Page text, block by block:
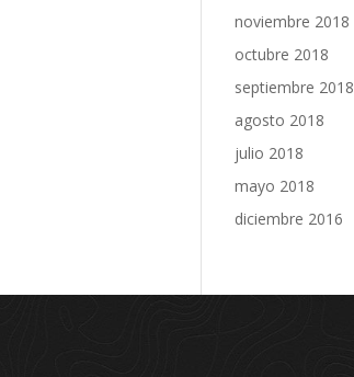
noviembre 2018
octubre 2018
septiembre 2018
agosto 2018
julio 2018
mayo 2018
diciembre 2016